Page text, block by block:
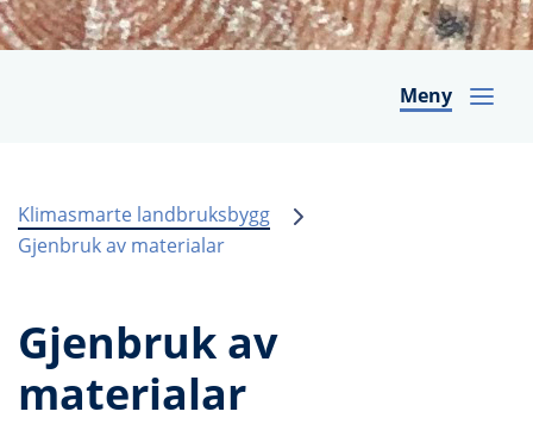
Meny
Klimasmarte landbruksbygg
Gjenbruk av materialar
Gjenbruk av
materialar